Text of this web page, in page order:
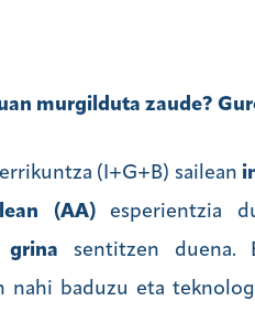
murgilduta zaude?
(I+G+B) sailean
(AA)esperientzia
grina sentitzen duena.
nahi baduzu eta